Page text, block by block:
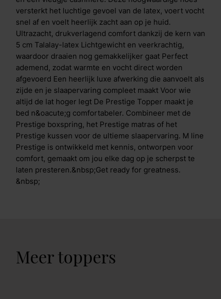
versterkt het luchtige gevoel van de latex, voert vocht
snel af en voelt heerlijk zacht aan op je huid.
Ultrazacht, drukverlagend comfort dankzij de kern van
5 cm Talalay-latex Lichtgewicht en veerkrachtig,
waardoor draaien nog gemakkelijker gaat Perfect
ademend, zodat warmte en vocht direct worden
afgevoerd Een heerlijk luxe afwerking die aanvoelt als
zijde en je slaapervaring compleet maakt Voor wie
altijd de lat hoger legt De Prestige Topper maakt je
bed n&oacute;g comfortabeler. Combineer met de
Prestige boxspring, het Prestige matras of het
Prestige kussen voor de ultieme slaapervaring. M line
Prestige is ontwikkeld met kennis, ontworpen voor
comfort, gemaakt om jou elke dag op je scherpst te
laten presteren.&nbsp;Get ready for greatness.
&nbsp;
Meer toppers